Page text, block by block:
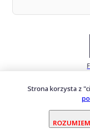
Strona korzysta z